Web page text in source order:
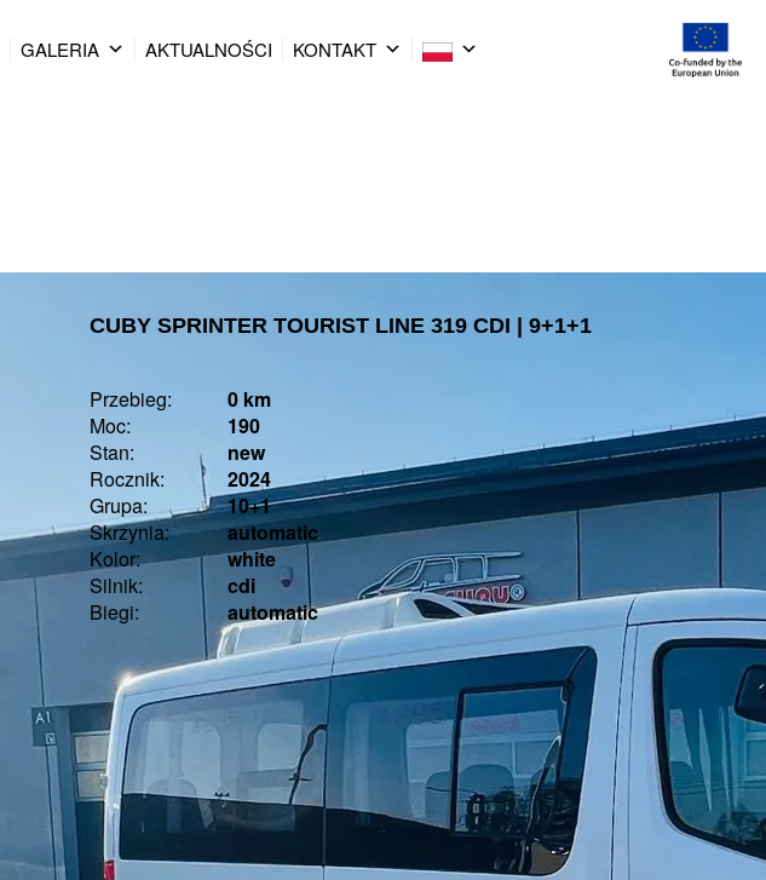
GALERIA AKTUALNOŚCI KONTAKT
CUBY SPRINTER TOURIST LINE 319 CDI | 9+1+1
Przebieg:
0 km
Moc:
190
Stan:
new
Rocznik:
2024
Grupa:
10+1
Skrzynia:
automatic
Kolor:
white
Silnik:
cdi
Biegi:
automatic